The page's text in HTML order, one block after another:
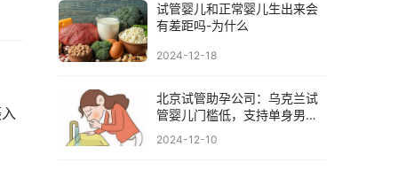
试管婴儿和正常婴儿生出来会
有差距吗-为什么
2024-12-18
北京试管助孕公司：乌克兰试
管婴儿门槛低，支持单身男
2024-12-10